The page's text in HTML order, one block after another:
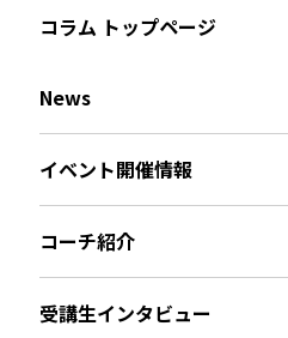
コラム トップページ
News
イベント開催情報
コーチ紹介
受講生インタビュー